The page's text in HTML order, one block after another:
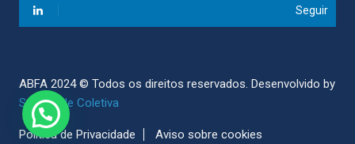
Seguir
ABFA 2024 © Todos os direitos reservados. Desenvolvido by
Sociedade Coletiva
Politica de Privacidade Aviso sobre cookies